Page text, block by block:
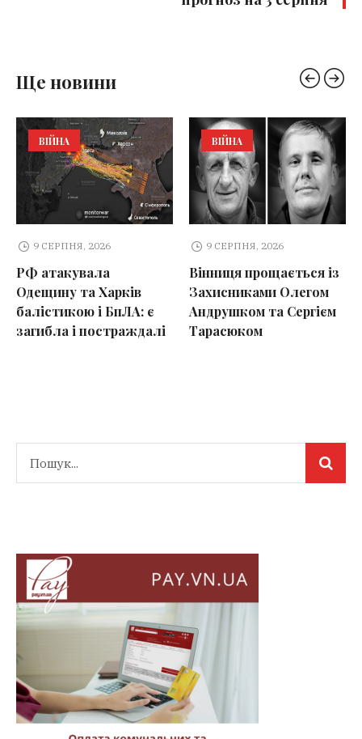
Ще новини
ВІЙНА
9 СЕРПНЯ, 2026
РФ атакувала
Одещину та Харків
балістикою і БпЛА: є
загибла і постраждалі
ВІЙНА
9 СЕРПНЯ, 2026
Вінниця прощається із
Захисниками Олегом
Андрушком та Сергієм
Тарасюком